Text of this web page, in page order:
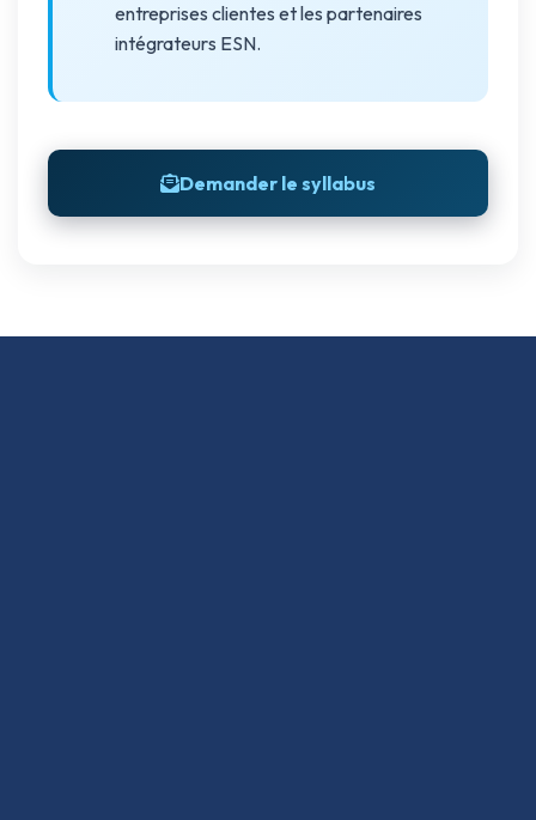
entreprises clientes et les partenaires
intégrateurs ESN.
Demander le syllabus